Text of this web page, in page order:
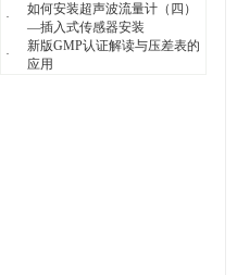
·
如何安装超声波流量计（四）
—插入式传感器安装
·
新版GMP认证解读与压差表的
应用